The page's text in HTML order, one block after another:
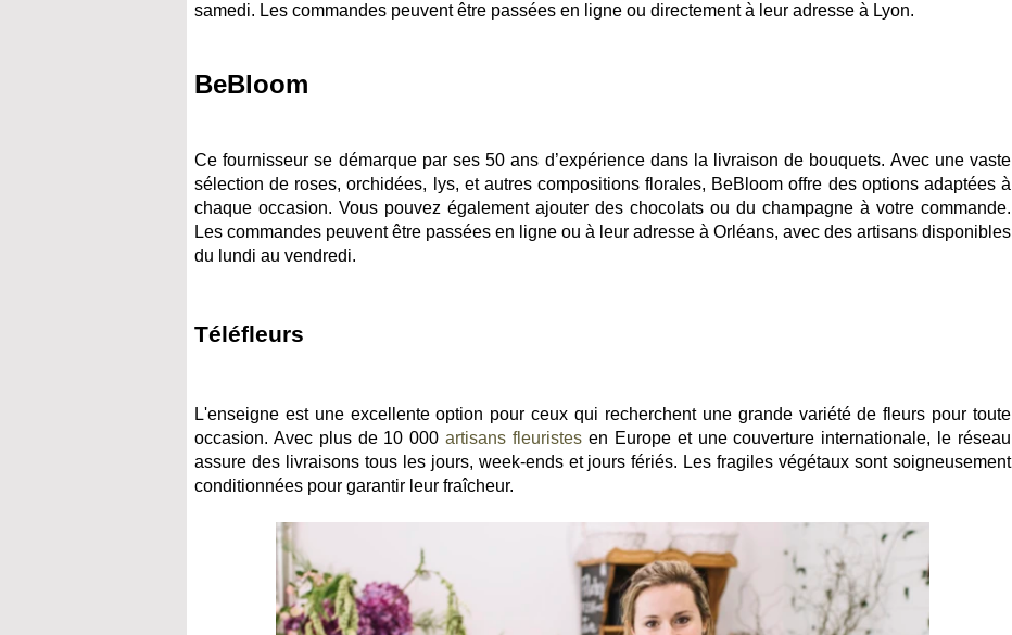
samedi. Les commandes peuvent être passées en ligne ou directement à leur adresse à Lyon.
BeBloom
Ce fournisseur se démarque par ses 50 ans d’expérience dans la livraison de bouquets. Avec une vaste
sélection de roses, orchidées, lys, et autres compositions florales, BeBloom offre des options adaptées à
chaque occasion. Vous pouvez également ajouter des chocolats ou du champagne à votre commande.
Les commandes peuvent être passées en ligne ou à leur adresse à Orléans, avec des artisans disponibles
du lundi au vendredi.
Téléfleurs
L'enseigne est une excellente option pour ceux qui recherchent une grande variété de fleurs pour toute
occasion. Avec plus de 10 000artisans fleuristes en Europe et une couverture internationale, le réseau
assure des livraisons tous les jours, week-ends et jours fériés. Les fragiles végétaux sont soigneusement
conditionnées pour garantir leur fraîcheur.